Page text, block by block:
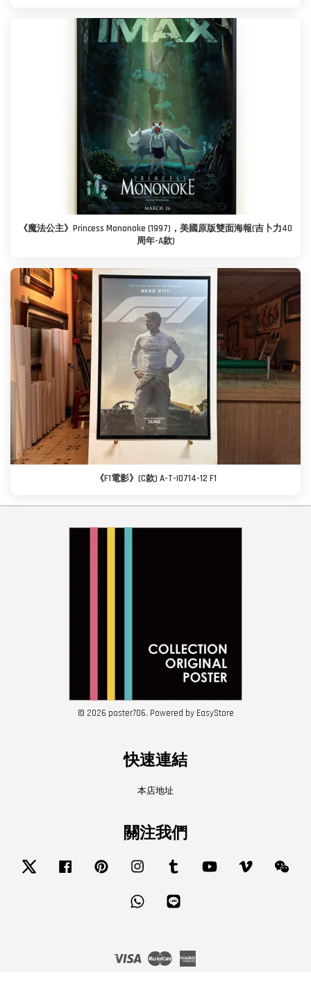
《魔法公主》Princess Mononoke (1997)，美國原版雙面海報(吉卜力40
周年-A款)
《F1電影》(C款) A-T-I0714-12 F1
© 2026 poster706. Powered by EasyStore
快速連結
本店地址
關注我們
Twitter Facebook Pinterest Instagram Tumblr YouTube Vimeo
Whatsapp
Visa Master